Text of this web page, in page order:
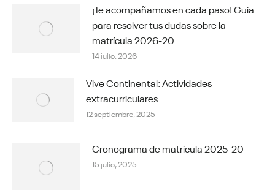
¡Te acompañamos en cada paso! Guía
para resolver tus dudas sobre la
matrícula 2026-20
14 julio, 2026
Vive Continental: Actividades
extracurriculares
12 septiembre, 2025
Cronograma de matrícula 2025-20
15 julio, 2025